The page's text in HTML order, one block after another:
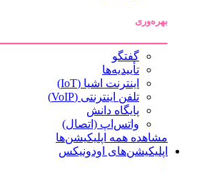
بهره‌وری
گفتگو
تأییدیه‌ها
اینترنت اشیا (IoT)
تلفن اینترنتی (VoIP)
پایگاه دانش
واتس‌اپ (اتصال)
مشاهده همه اپلیکیشن‌ها
اپلیکیشن‌های اودونیکس